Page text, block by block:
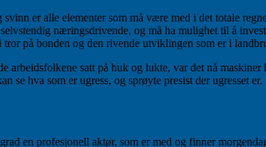
er alle elementer som må være med i det totale
næringsdrivende, og må ha mulighet til å
på bonden og den rivende utviklingen som er i
satt på huk og lukte, var det nå
se hva som er ugress, og sprøyte presist der ugresset er.
en profesjonell aktør, som er med og finner